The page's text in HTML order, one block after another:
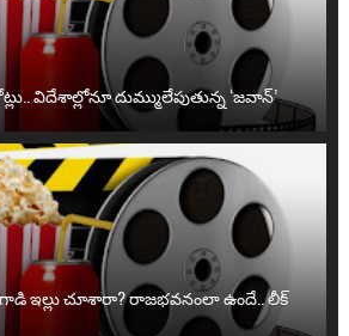
విదేశాల్లోనూ దుమ్ములేపుతున్న ‘జవాన్’
గాడి ఇల్లు చూశారా? రాజభవనంలా ఉందే.. లీక్